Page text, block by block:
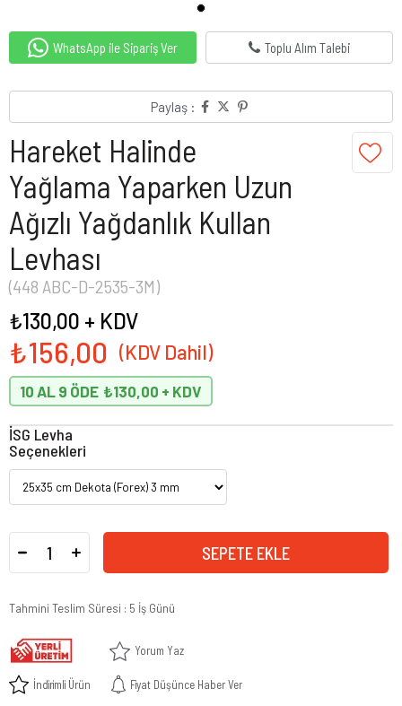
WhatsApp ile Sipariş Ver Toplu Alım Talebi
Paylaş :
Hareket Halinde
Yağlama Yaparken Uzun
Ağızlı Yağdanlık Kullan
Levhası
(448 ABC-D-2535-3M)
₺156,00
₺130,00 + KDV
10 AL 9 ÖDE ₺130,00
İSG Levha
Seçenekleri
Tahmini Teslim Süresi : 5 İş Günü
Yorum Yaz
İndirimli Ürün Fiyat Düşünce Haber Ver